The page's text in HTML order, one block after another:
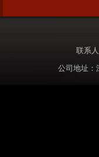
联系
公司地址：